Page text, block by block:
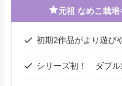
元祖 なめこ栽
初期2作品がより遊び
シリーズ初！ ダブル